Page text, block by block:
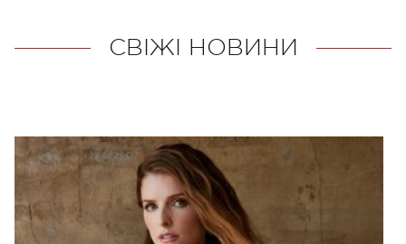
СВІЖІ НОВИНИ